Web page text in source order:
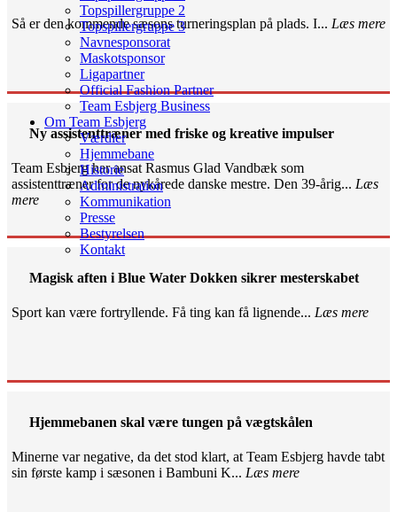
Topspillergruppe 2
Topspillergruppe 3
Navnesponsorat
Maskotsponsor
Ligapartner
Official Fashion Partner
Team Esbjerg Business
Om Team Esbjerg
Værdier
Hjemmebane
Historie
Administration
Kommunikation
Presse
Bestyrelsen
Kontakt
Så er den kommende sæsons turneringsplan på plads. I... Læs mere
Ny assistenttræner med friske og kreative impulser
Team Esbjerg har ansat Rasmus Glad Vandbæk som
assistenttræner for de nykårede danske mestre. Den 39-årig... Læs
mere
Magisk aften i Blue Water Dokken sikrer mesterskabet
Sport kan være fortryllende. Få ting kan få lignende... Læs mere
Hjemmebanen skal være tungen på vægtskålen
Minerne var negative, da det stod klart, at Team Esbjerg havde tabt
sin første kamp i sæsonen i Bambuni K... Læs mere